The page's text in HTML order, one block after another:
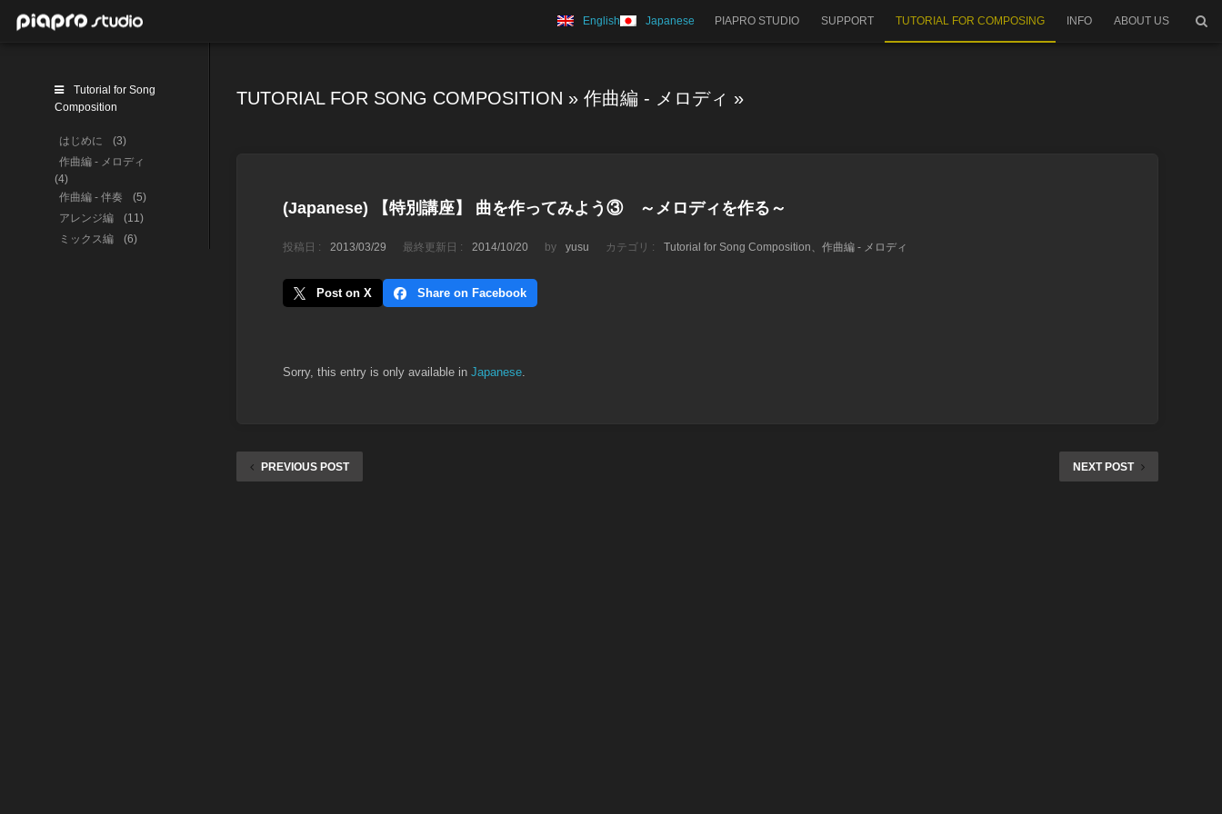
PIAPRO STUDIO SUPPORT TUTORIAL FOR COMPOSING INFO ABOUT US
English Japanese
TUTORIAL FOR SONG COMPOSITION » 作曲編 - メロディ »
(Japanese) 【特別講座】 曲を作ってみよう③ ～メロディを作る～
投稿日 : 2013/03/29 最終更新日 : 2014/10/20 by yusu カテゴリ : Tutorial for Song Composition、 作曲編 - メロディ
Post on X Share on Facebook
Sorry, this entry is only available in Japanese.
PREVIOUS POST NEXT POST
Tutorial for Song
Composition
はじめに
(3)
作曲編 - メロディ
(4)
作曲編 - 伴奏
(5)
アレンジ編
(11)
ミックス編
(6)